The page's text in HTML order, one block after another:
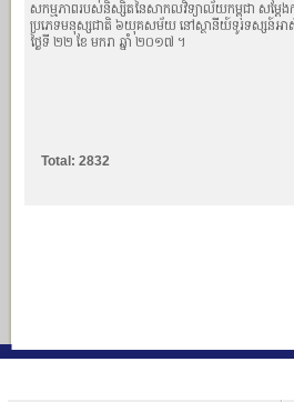
សកម្មភាពរបស់និស្សិតនៃសាកលវិទ្យាល័យកម្ពុជា សម្ដែង
ប្រភេទមនុស្សជាតិ ៦យុគសម័យ នៅស្ថានីយ៍ទូរទស្សន៍អាស៊ី
ថ្ងៃទី ២២ ខែ មករា ឆ្នាំ ២០១៧ ។
Total: 2832